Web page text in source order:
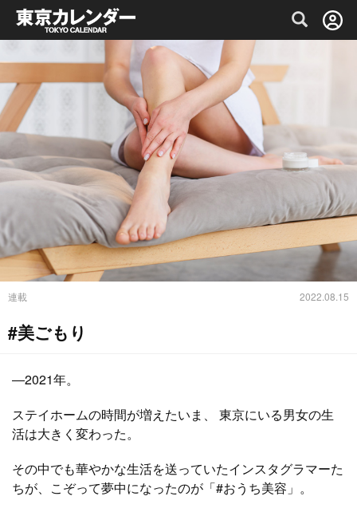
グルメ情報・プレミアムレストラン予約
連載 2022.08.15
#美ごもり
―2021年。
ステイホームの時間が増えたいま、 東京にいる男女の生
活は大きく変わった。
その中でも華やかな生活を送っていたインスタグラマーた
ちが、こぞって夢中になったのが「#おうち美容」。